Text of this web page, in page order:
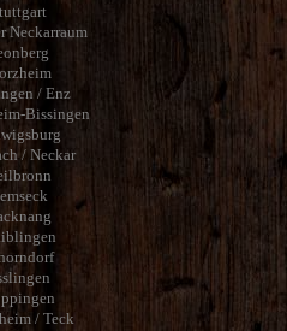
Neckarraum
/ Enz
Bissingen
/ Neckar
/ Teck